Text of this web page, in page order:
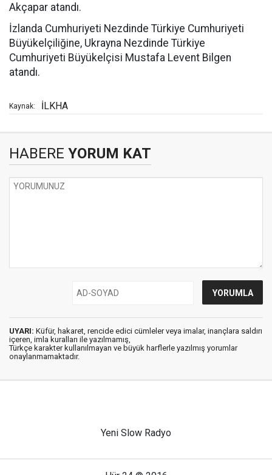
Akçapar atandı.
İzlanda Cumhuriyeti Nezdinde Türkiye Cumhuriyeti
Büyükelçiliğine, Ukrayna Nezdinde Türkiye
Cumhuriyeti Büyükelçisi Mustafa Levent Bilgen
atandı.
Kaynak: İLKHA
HABERE YORUM KAT
UYARI: Küfür, hakaret, rencide edici cümleler veya imalar, inançlara saldırı
içeren, imla kuralları ile yazılmamış,
Türkçe karakter kullanılmayan ve büyük harflerle yazılmış yorumlar
onaylanmamaktadır.
Yeni Slow Radyo